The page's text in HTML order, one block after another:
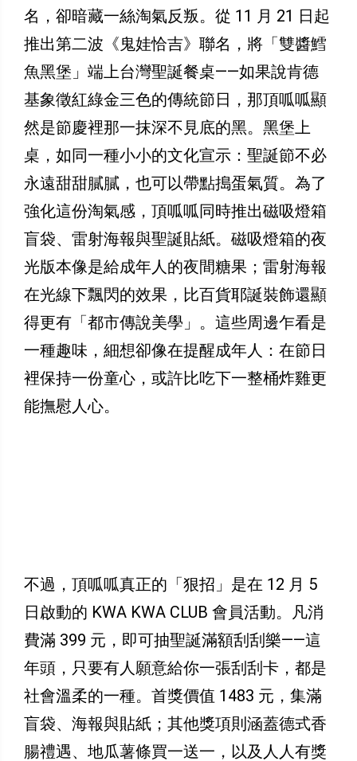
名，卻暗藏一絲淘氣反叛。從 11 月 21 日起
推出第二波《鬼娃恰吉》聯名，將「雙醬鱈
魚黑堡」端上台灣聖誕餐桌——如果說肯德
基象徵紅綠金三色的傳統節日，那頂呱呱顯
然是節慶裡那一抹深不見底的黑。黑堡上
桌，如同一種小小的文化宣示：聖誕節不必
永遠甜甜膩膩，也可以帶點搗蛋氣質。為了
強化這份淘氣感，頂呱呱同時推出磁吸燈箱
盲袋、雷射海報與聖誕貼紙。磁吸燈箱的夜
光版本像是給成年人的夜間糖果；雷射海報
在光線下飄閃的效果，比百貨耶誕裝飾還顯
得更有「都市傳說美學」。這些周邊乍看是
一種趣味，細想卻像在提醒成年人：在節日
裡保持一份童心，或許比吃下一整桶炸雞更
能撫慰人心。
不過，頂呱呱真正的「狠招」是在 12 月 5
日啟動的 KWA KWA CLUB 會員活動。凡消
費滿 399 元，即可抽聖誕滿額刮刮樂——這
年頭，只要有人願意給你一張刮刮卡，都是
社會溫柔的一種。首獎價值 1483 元，集滿
盲袋、海報與貼紙；其他獎項則涵蓋德式香
腸禮遇、地瓜薯條買一送一，以及人人有獎